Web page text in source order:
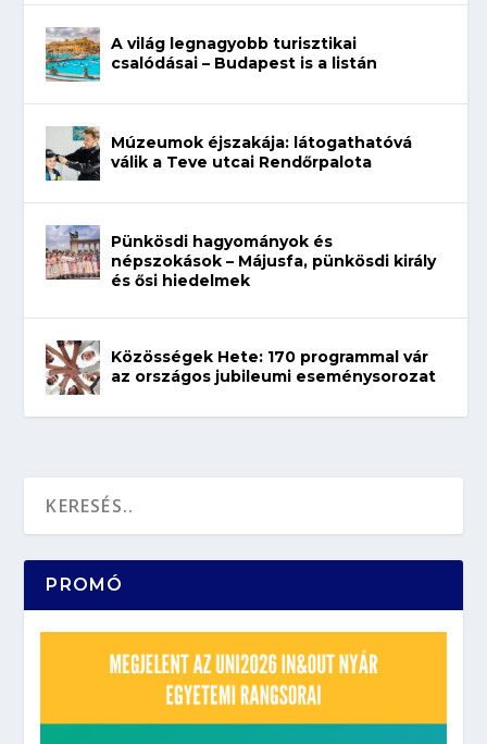
A világ legnagyobb turisztikai
csalódásai – Budapest is a listán
Múzeumok éjszakája: látogathatóvá
válik a Teve utcai Rendőrpalota
Pünkösdi hagyományok és
népszokások – Májusfa, pünkösdi király
és ősi hiedelmek
Közösségek Hete: 170 programmal vár
az országos jubileumi eseménysorozat
PROMÓ